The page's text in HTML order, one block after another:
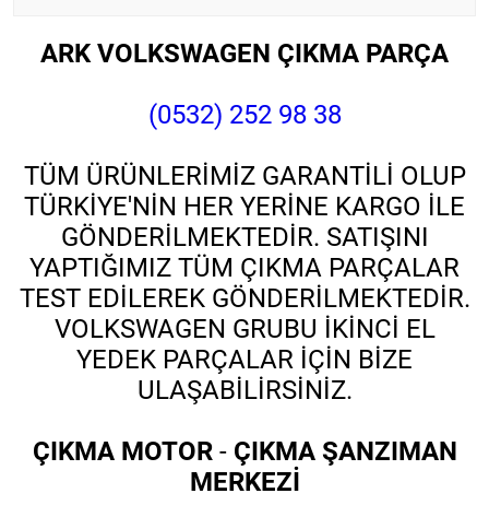
ARK VOLKSWAGEN ÇIKMA PARÇA
(0532) 252 98 38
TÜM ÜRÜNLERİMİZ GARANTİLİ OLUP
TÜRKİYE'NİN HER YERİNE KARGO İLE
GÖNDERİLMEKTEDİR. SATIŞINI
YAPTIĞIMIZ TÜM ÇIKMA PARÇALAR
TEST EDİLEREK GÖNDERİLMEKTEDİR.
VOLKSWAGEN GRUBU İKİNCİ EL
YEDEK PARÇALAR İÇİN BİZE
ULAŞABİLİRSİNİZ.
ÇIKMA MOTOR- ÇIKMA ŞANZIMAN
MERKEZİ